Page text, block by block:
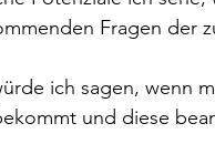
Fragen der
ich sagen, wenn
und diese